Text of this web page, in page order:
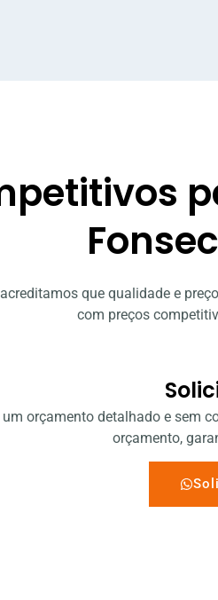
que qualidade e
com preços
orçamento detalhado e sem
orçamento,